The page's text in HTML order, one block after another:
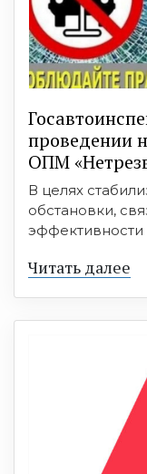
проведении
ОПМ
В целях
обстановки,
эффективности
Читать далее